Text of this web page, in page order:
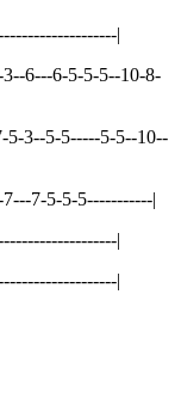
|
6---6-5-5-5--10-8-
5-3--5-5-----5-5--10--
7-5-5-5-----------|
|
|